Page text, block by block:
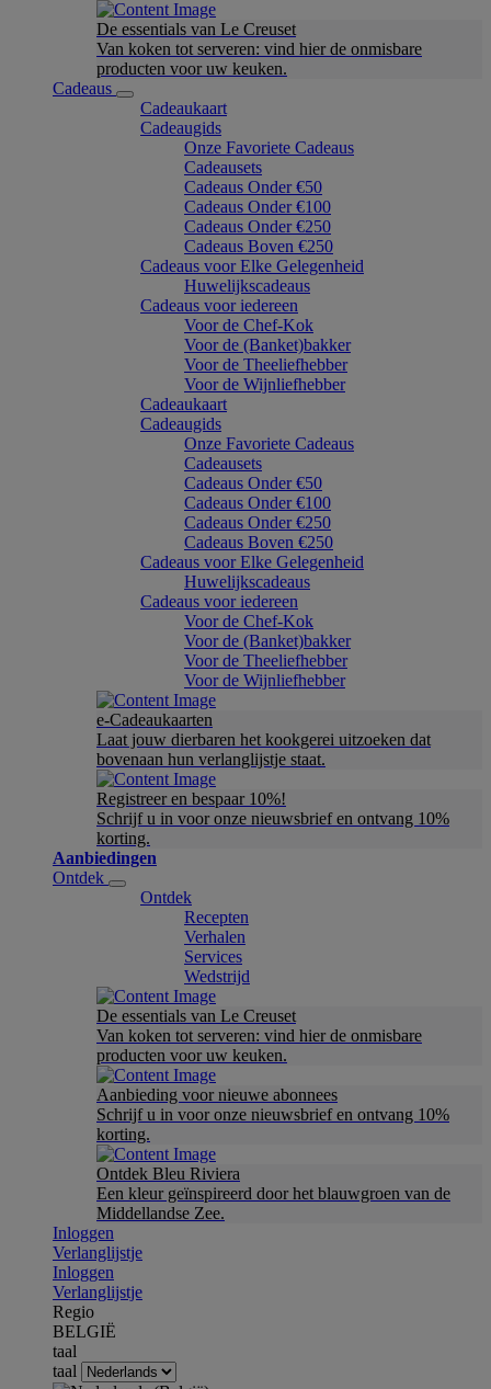
De essentials van Le Creuset
Van koken tot serveren: vind hier de onmisbare
producten voor uw keuken.
Cadeaus
Cadeaukaart
Cadeaugids
Onze Favoriete Cadeaus
Cadeausets
Cadeaus Onder €50
Cadeaus Onder €100
Cadeaus Onder €250
Cadeaus Boven €250
Cadeaus voor Elke Gelegenheid
Huwelijkscadeaus
Cadeaus voor iedereen
Voor de Chef-Kok
Voor de (Banket)bakker
Voor de Theeliefhebber
Voor de Wijnliefhebber
Cadeaukaart
Cadeaugids
Onze Favoriete Cadeaus
Cadeausets
Cadeaus Onder €50
Cadeaus Onder €100
Cadeaus Onder €250
Cadeaus Boven €250
Cadeaus voor Elke Gelegenheid
Huwelijkscadeaus
Cadeaus voor iedereen
Voor de Chef-Kok
Voor de (Banket)bakker
Voor de Theeliefhebber
Voor de Wijnliefhebber
e-Cadeaukaarten
Laat jouw dierbaren het kookgerei uitzoeken dat
bovenaan hun verlanglijstje staat.
Registreer en bespaar 10%!
Schrijf u in voor onze nieuwsbrief en ontvang 10%
korting.
Aanbiedingen
Ontdek
Ontdek
Recepten
Verhalen
Services
Wedstrijd
De essentials van Le Creuset
Van koken tot serveren: vind hier de onmisbare
producten voor uw keuken.
Aanbieding voor nieuwe abonnees
Schrijf u in voor onze nieuwsbrief en ontvang 10%
korting.
Ontdek Bleu Riviera
Een kleur geïnspireerd door het blauwgroen van de
Middellandse Zee.
Inloggen
Verlanglijstje
Inloggen
Verlanglijstje
Regio
BELGIË
taal
taal